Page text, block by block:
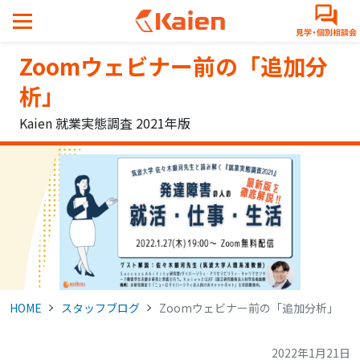
ツ
Zoomウェビナー前の「追加分
析」
Kaien 就業実態調査 2021年版
HOME スタッフブログ Zoomウェビナー前の「追加分析」
2022年1月21日